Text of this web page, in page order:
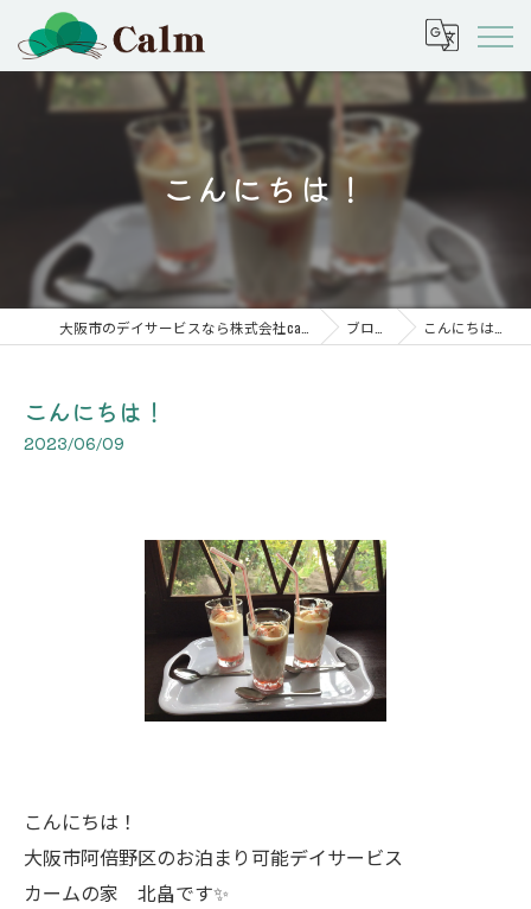
こんにちは！
ブログ こんにちは！
こんにちは！
2023/06/09
こんにちは！
大阪市阿倍野区のお泊まり可能デイサービス
カームの家 北畠です✨